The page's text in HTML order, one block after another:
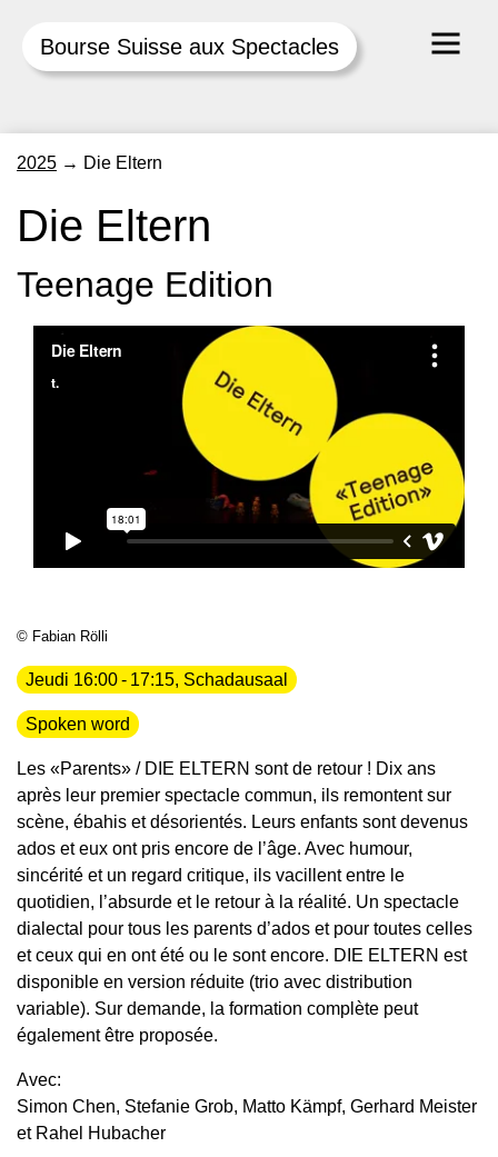
Bourse Suisse aux Spectacles
2025 → Die Eltern
Die Eltern
Teenage Edition
Jeudi 16:00 - 17:15, Schadausaal
Spoken word
Les «Parents» / DIE ELTERN sont de retour ! Dix ans
après leur premier spectacle commun, ils remontent sur
scène, ébahis et désorientés. Leurs enfants sont devenus
ados et eux ont pris encore de l’âge. Avec humour,
sincérité et un regard critique, ils vacillent entre le
quotidien, l’absurde et le retour à la réalité. Un spectacle
dialectal pour tous les parents d’ados et pour toutes celles
et ceux qui en ont été ou le sont encore. DIE ELTERN est
disponible en version réduite (trio avec distribution
variable). Sur demande, la formation complète peut
également être proposée.
Avec:
Simon Chen, Stefanie Grob, Matto Kämpf, Gerhard Meister
et Rahel Hubacher
© Fabian Rölli